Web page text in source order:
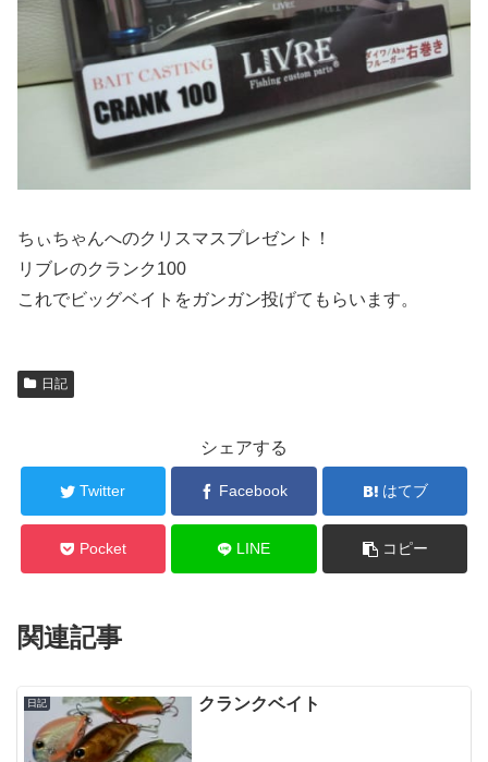
ちぃちゃんへのクリスマスプレゼント！
リブレのクランク100
これでビッグベイトをガンガン投げてもらいます。
日記
シェアする
Twitter Facebook はてブ
Pocket LINE コピー
関連記事
日記 クランクベイト